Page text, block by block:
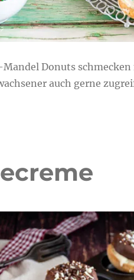
Donuts
auch gerne